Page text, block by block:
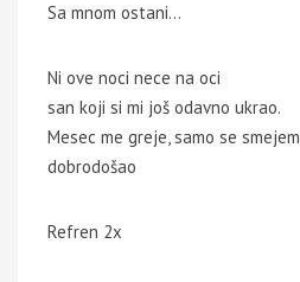
Sa mnom ostani…
Ni ove noci nece na oci
san koji si mi još odavno ukrao.
Mesec me greje, samo se smejem
dobrodošao
Refren 2x